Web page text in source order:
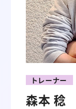
トレーナー
森本 稔